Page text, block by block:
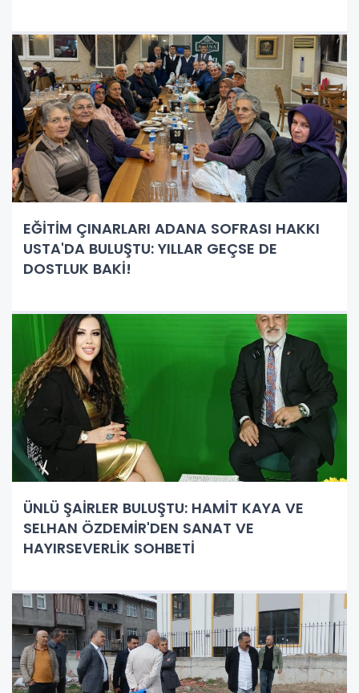
EĞİTİM ÇINARLARI ADANA SOFRASI HAKKI
USTA'DA BULUŞTU: YILLAR GEÇSE DE
DOSTLUK BAKİ!
ÜNLÜ ŞAİRLER BULUŞTU: HAMİT KAYA VE
SELHAN ÖZDEMİR'DEN SANAT VE
HAYIRSEVERLİK SOHBETİ